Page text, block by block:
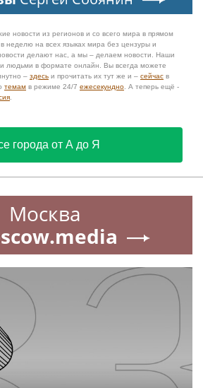
новости из регионов и со всего мира в прямом
неделю на всех языках мира без цензуры и
делают нас, а мы – делаем новости. Наши
людьми в формате онлайн. Вы всегда можете
– здесь и прочитать их тут же и – сейчас в
темам в режиме 24/7 ежесекундно. А теперь ещё -
.
города от А до Я
Москва